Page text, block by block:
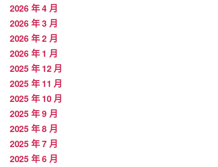
2026 年 4 月
2026 年 3 月
2026 年 2 月
2026 年 1 月
2025 年 12 月
2025 年 11 月
2025 年 10 月
2025 年 9 月
2025 年 8 月
2025 年 7 月
2025 年 6 月